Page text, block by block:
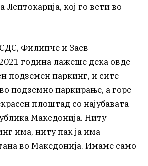
Лептокарија, кој го вети во
Филипче и Заев –
година лажеше дека овде
подземен паркинг, и сите
подземно паркирање, а горе
плоштад со најубавата
Македонија. Ниту
има, ниту пак ја има
во Македонија. Имаме само